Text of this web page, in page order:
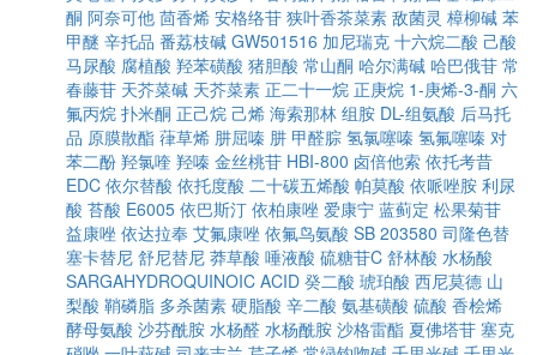
酮 阿奈可他 茴香烯 安格络苷 狭叶香茶菜素 敌菌灵 樟柳碱 苯
甲醚 辛托品 番荔枝碱 GW501516 加尼瑞克 十六烷二酸 己酸
马尿酸 腐植酸 羟苯磺酸 猪胆酸 常山酮 哈尔满碱 哈巴俄苷 常
春藤苷 天芥菜碱 天芥菜素 正二十一烷 正庚烷 1-庚烯-3-酮 六
氟丙烷 扑米酮 正己烷 己烯 海索那林 组胺 DL-组氨酸 后马托
品 原膜散酯 葎草烯 肼屈嗪 肼 甲醛腙 氢氯噻嗪 氢氟噻嗪 对
苯二酚 羟氯喹 羟嗪 金丝桃苷 HBI-800 卤倍他索 依托考昔
EDC 依尔替酸 依托度酸 二十碳五烯酸 帕莫酸 依哌唑胺 利尿
酸 苔酸 E6005 依巴斯汀 依柏康唑 爱康宁 蓝蓟定 松果菊苷
益康唑 依达拉奉 艾氟康唑 依氟鸟氨酸 SB 203580 司隆色替
塞卡替尼 舒尼替尼 莽草酸 唾液酸 硫糖苷C 舒林酸 水杨酸
SARGAHYDROQUINOIC ACID 癸二酸 琥珀酸 西尼莫德 山
梨酸 鞘磷脂 多杀菌素 硬脂酸 辛二酸 氨基磺酸 硫酸 香桧烯
酵母氨酸 沙芬酰胺 水杨醛 水杨酰胺 沙格雷酯 夏佛塔苷 塞克